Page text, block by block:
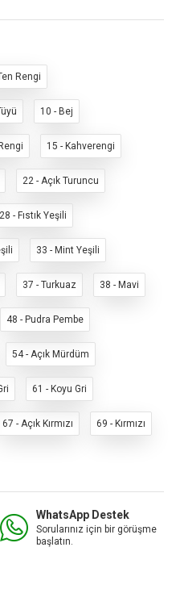
Rengi
10 - Bej
15 - Kahverengi
22 - Açık Turuncu
28 - Fıstık Yeşili
33 - Mint Yeşili
37 - Turkuaz 38 - Mavi
48 - Pudra Pembe
54 - Açık Mürdüm
61 - Koyu Gri
67 - Açık Kırmızı 69 - Kırmızı
WhatsApp Destek
Sorularınız için bir görüşme
başlatın.